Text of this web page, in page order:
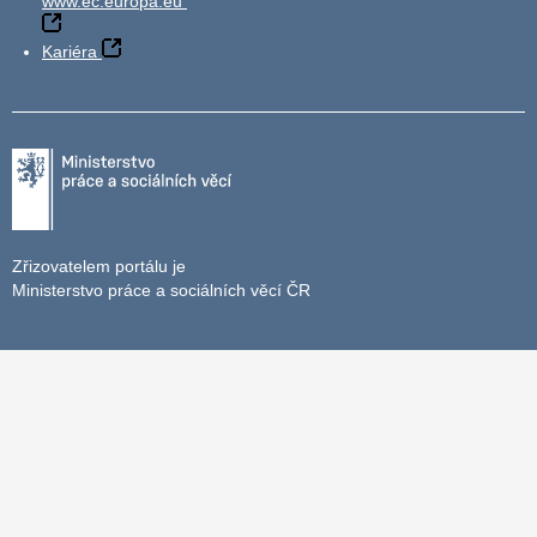
Kariéra
Zřizovatelem portálu je
Ministerstvo práce a sociálních věcí ČR